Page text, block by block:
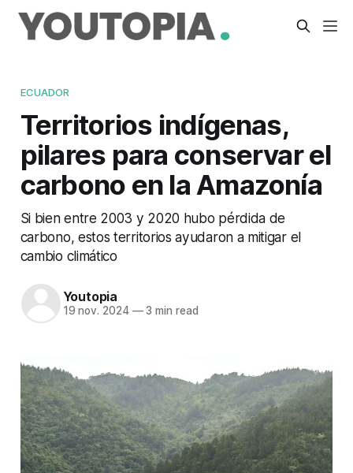
ECUADOR
Territorios indígenas,
pilares para conservar el
carbono en la Amazonía
Si bien entre 2003 y 2020 hubo pérdida de
carbono, estos territorios ayudaron a mitigar el
cambio climático
Youtopia
19 nov. 2024 —3 min read